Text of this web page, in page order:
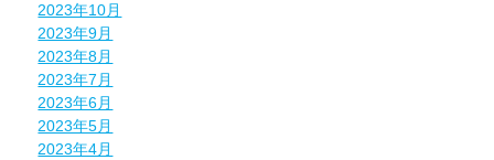
2023年10月
2023年9月
2023年8月
2023年7月
2023年6月
2023年5月
2023年4月